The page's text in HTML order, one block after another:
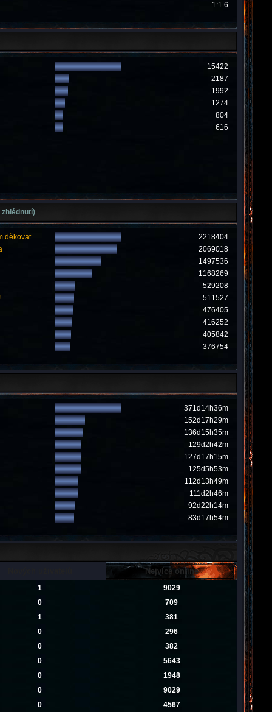
1:1.6
15422
2187
1992
1274
804
616
děkovat
2218404
2069018
1497536
1168269
529208
511527
476405
416252
405842
376754
371d14h36m
152d17h29m
136d15h35m
129d2h42m
127d17h15m
125d5h53m
112d13h49m
111d2h46m
92d22h14m
83d17h54m
Nejvíce online
1
9029
0
709
1
381
0
296
0
382
0
5643
0
1948
0
9029
0
4567